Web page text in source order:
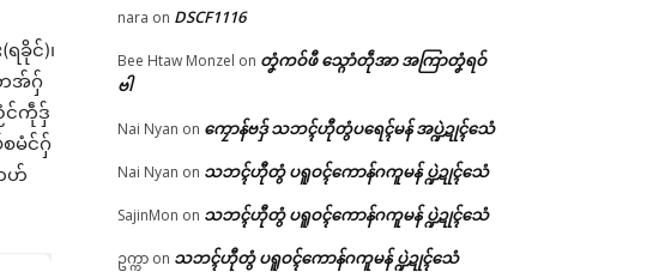
ပ်သၟတ်မန် ဒးလုပ်ယိုက်
ခိုင်)၊
အ်ဂှ်
င်ကဵုဒှ်
မံင်ဂှ်
ဟ်
nara on DSCF1116
Bee Htaw Monzel on တၞံကဝ်ဖီ သ္ဂောံတဵုအာ အကြာတၞံရဝ်
ဗါ
Nai Nyan on ကၠောန်ဗဒှ် သဘၚ်ဟီုတွံပရေၚ်မန် အပ္ဍဲဍုၚ်သေံ
Nai Nyan on သဘၚ်ဟီုတွံ ပရူဝၚ်ကောန်ဂကူမန် ပ္ဍဲဍုၚ်သေံ
SajinMon on သဘၚ်ဟီုတွံ ပရူဝၚ်ကောန်ဂကူမန် ပ္ဍဲဍုၚ်သေံ
ဥက္ကာ on သဘၚ်ဟီုတွံ ပရူဝၚ်ကောန်ဂကူမန် ပ္ဍဲဍုၚ်သေံ